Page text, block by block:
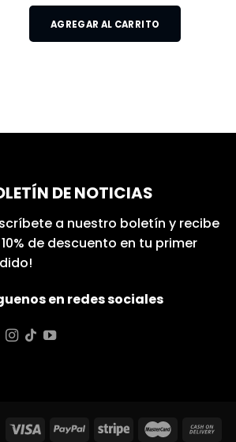
AGREGAR AL CARRITO
DE NOTICIAS
a nuestro boletín y recibe
de descuento en tu primer
en redes sociales